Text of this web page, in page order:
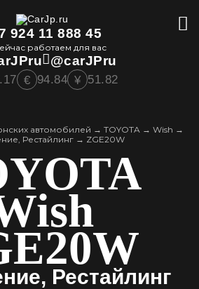
924 11 888 45
работаем для вас
@carJPru
€ 94.84 ¥ 51.82
автомобилей → TOYOTA → Wish →
Рестайлинг→ ZGE20W
Рестайлинг